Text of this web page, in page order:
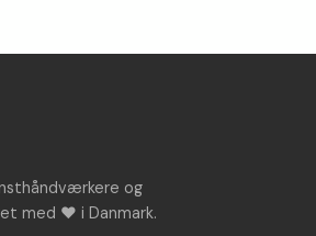
og
med ♥ i Danmark.